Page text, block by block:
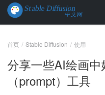
首页 Stable Diffusion 使用
分享一些AI绘画
（prompt）工具